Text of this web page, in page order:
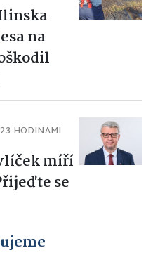
na
HODINAMI
míří
se